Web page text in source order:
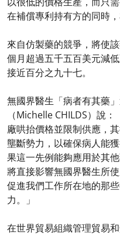
在補償專利持有方的同時
來自仿製藥的競爭，將使
個月超過五千五百美元減
接近百分之九十七。
無國界醫生「病者有其藥
（Michelle CHILDS）說
廠哄抬價格並限制供應，
壟斷勢力，以確保病人能
果這一先例能夠應用於其
將直接影響無國界醫生所
促進我們工作所在地的那
力。」
在世界貿易組織管理貿易